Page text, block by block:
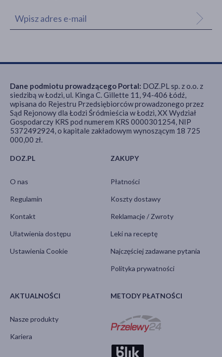
DOZ.PL
O nas
Regulamin
Kontakt
Ułatwienia dostępu
Ustawienia Cookie
ZAKUPY
Płatności
Koszty dostawy
Reklamacje / Zwroty
Leki na receptę
Najczęściej zadawane pytania
Polityka prywatności
AKTUALNOŚCI
Nasze produkty
Kariera
METODY PŁATNOŚCI
Dane podmiotu prowadzącego Portal: DOZ.PL sp. z o.o. z
siedzibą w Łodzi, ul. Kinga C. Gillette 11, 94-406 Łódź,
wpisana do Rejestru Przedsiębiorców prowadzonego przez
Sąd Rejonowy dla Łodzi Śródmieścia w Łodzi, XX Wydział
Gospodarczy KRS pod numerem KRS 0000301254, NIP
5372492924, o kapitale zakładowym wynoszącym 18 725
000,00 zł.